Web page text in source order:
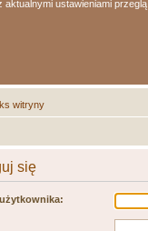
aktualnymi ustawieniami przeglą
witryny
się